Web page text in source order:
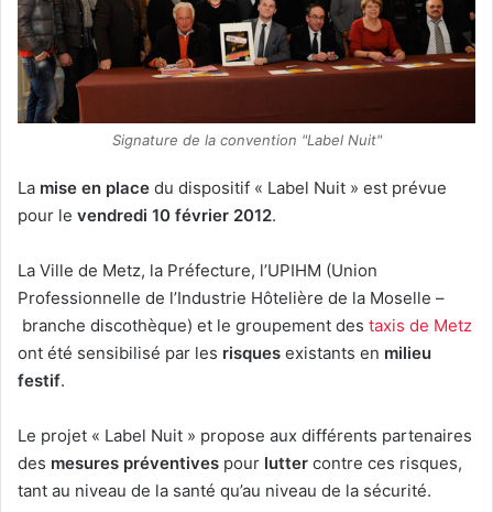
Signature de la convention "Label Nuit"
La mise en place du dispositif « Label Nuit » est prévue
pour le vendredi 10 février 2012.
La Ville de Metz, la Préfecture, l’UPIHM (Union
Professionnelle de l’Industrie Hôtelière de la Moselle –
branche discothèque) et le groupement des taxis de Metz
ont été sensibilisé par les risques existants en milieu
festif.
Le projet « Label Nuit » propose aux différents partenaires
des mesures préventives pour lutter contre ces risques,
tant au niveau de la santé qu’au niveau de la sécurité.